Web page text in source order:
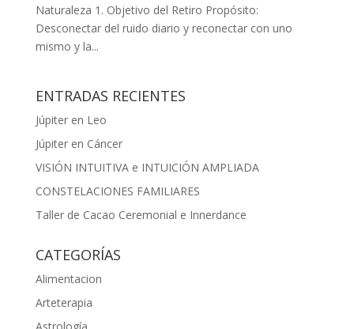
Naturaleza 1. Objetivo del Retiro Propósito:
Desconectar del ruido diario y reconectar con uno
mismo y la...
ENTRADAS RECIENTES
Júpiter en Leo
Júpiter en Cáncer
VISIÓN INTUITIVA e INTUICIÓN AMPLIADA
CONSTELACIONES FAMILIARES
Taller de Cacao Ceremonial e Innerdance
CATEGORÍAS
Alimentacion
Arteterapia